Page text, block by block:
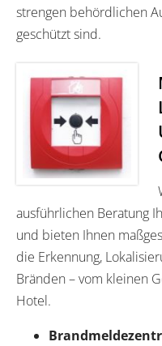
strengen behördlichen
geschützt sind.
ausführlichen Beratung
und bieten Ihnen
die Erkennung,
Bränden – vom kleinen
Hotel.